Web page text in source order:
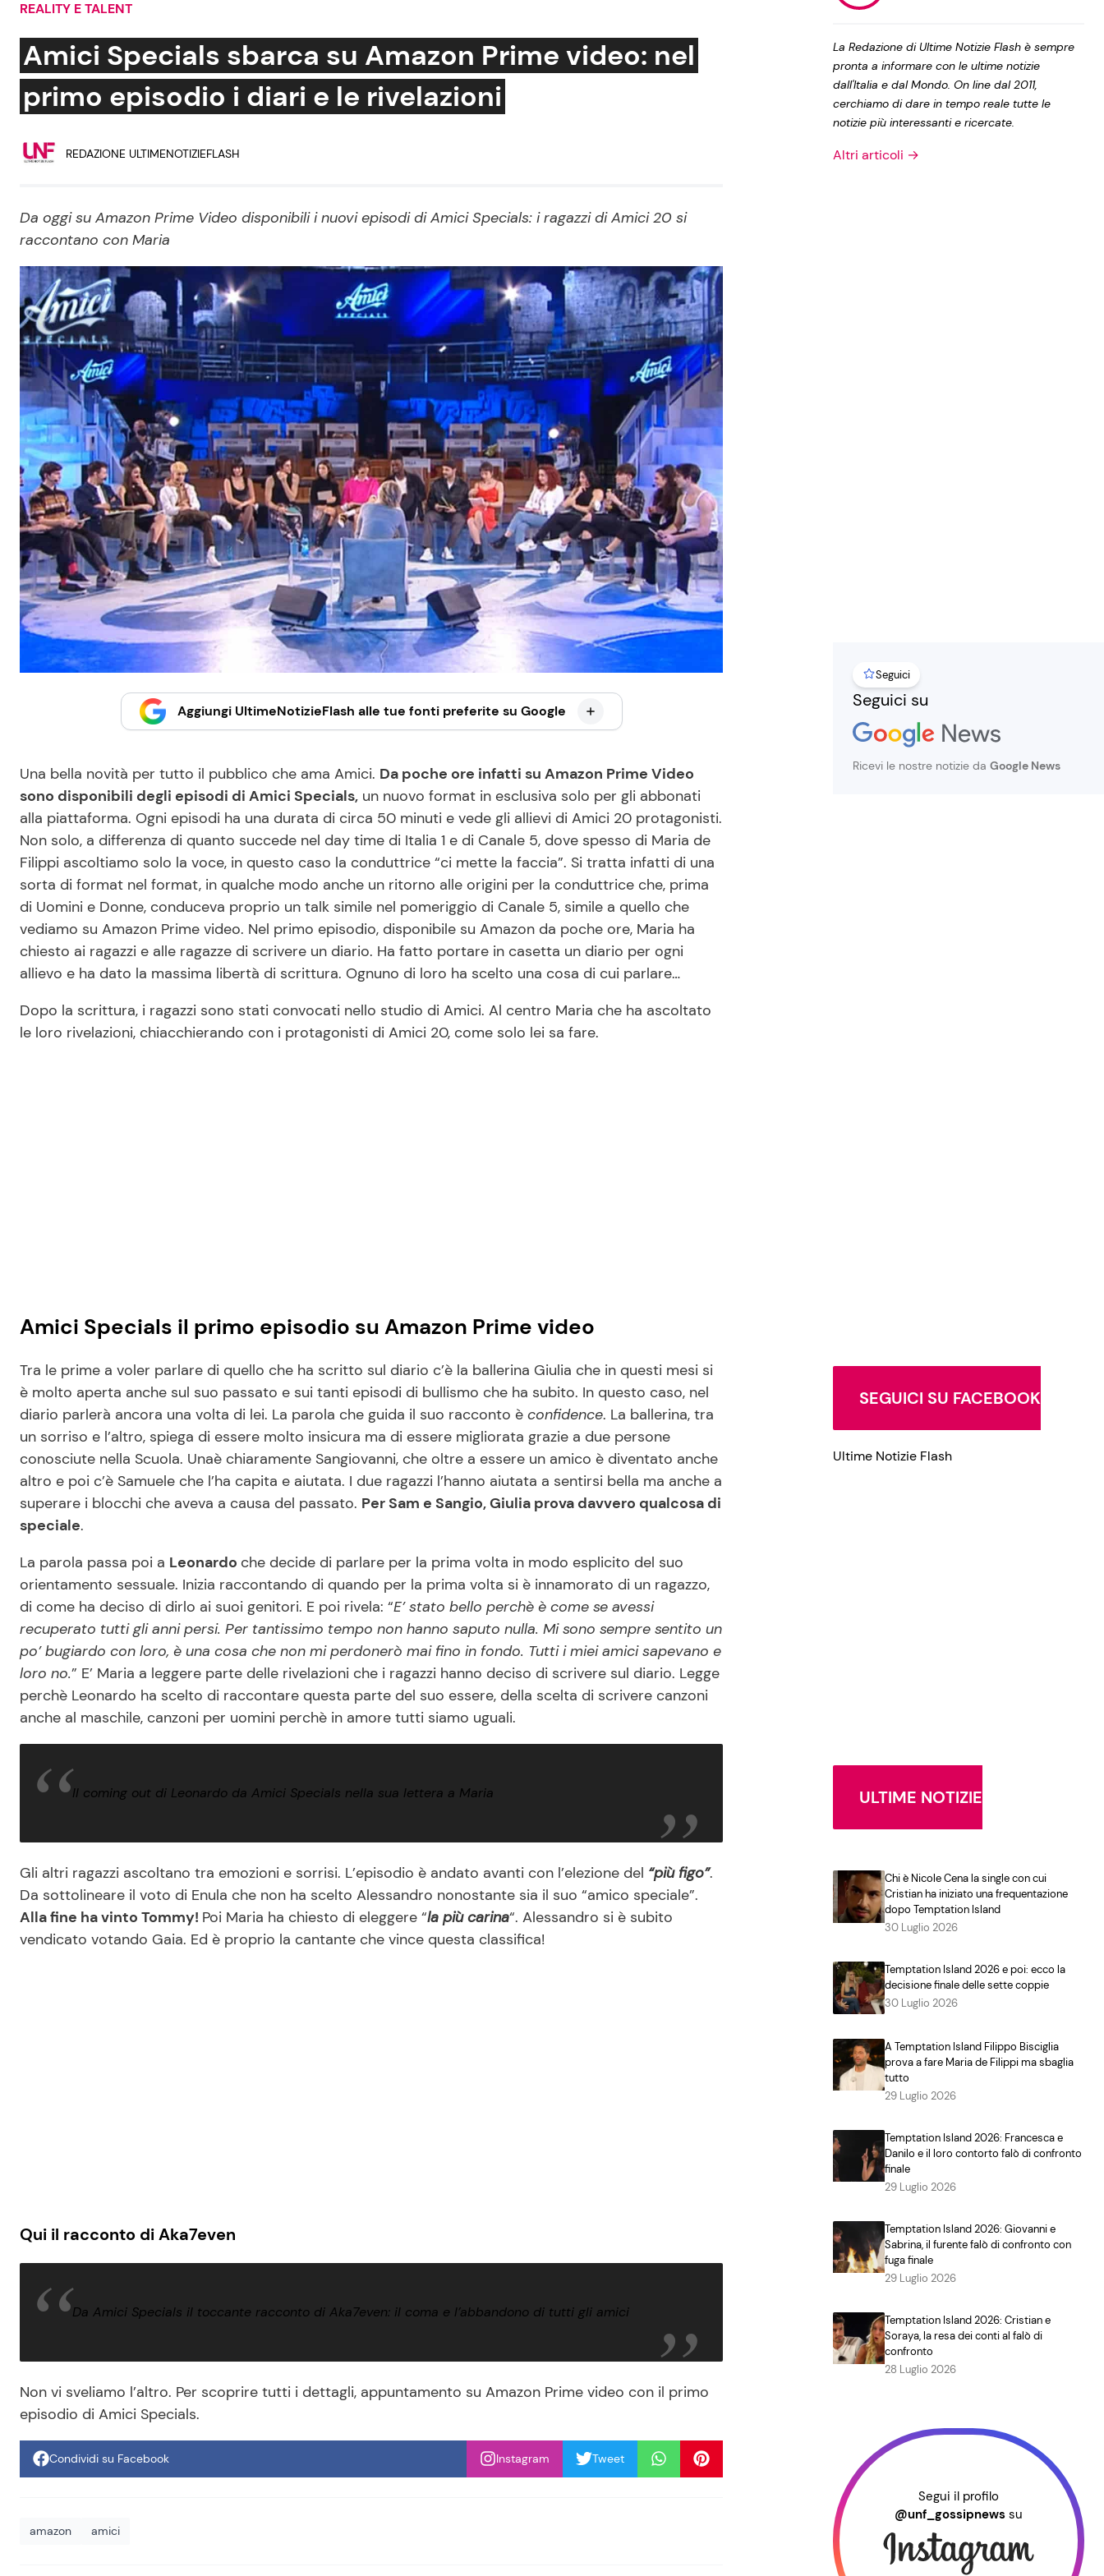
Social News
News dal mondo
Benessere
Mondo Mamma
Salute
Viaggi e Turismo
Festività
Cucina e Ricette
Le Ricette in TV
Ricette Facili e Veloci
Ricette Feste
Ricette per Bambini
Privacy Policy
REALITY E TALENT
Amici Specials sbarca su Amazon Prime video: nel
primo episodio i diari e le rivelazioni
REDAZIONE ULTIMENOTIZIEFLASH
Da oggi su Amazon Prime Video disponibili i nuovi episodi di Amici Specials: i ragazzi di Amici 20 si
raccontano con Maria
Aggiungi UltimeNotizieFlash alle tue fonti preferite su Google
Una bella novità per tutto il pubblico che ama Amici. Da poche ore infatti su Amazon Prime Video
sono disponibili degli episodi di Amici Specials, un nuovo format in esclusiva solo per gli abbonati
alla piattaforma. Ogni episodi ha una durata di circa 50 minuti e vede gli allievi di Amici 20 protagonisti.
Non solo, a differenza di quanto succede nel day time di Italia 1 e di Canale 5, dove spesso di Maria de
Filippi ascoltiamo solo la voce, in questo caso la conduttrice “ci mette la faccia”. Si tratta infatti di una
sorta di format nel format, in qualche modo anche un ritorno alle origini per la conduttrice che, prima
di Uomini e Donne, conduceva proprio un talk simile nel pomeriggio di Canale 5, simile a quello che
vediamo su Amazon Prime video. Nel primo episodio, disponibile su Amazon da poche ore, Maria ha
chiesto ai ragazzi e alle ragazze di scrivere un diario. Ha fatto portare in casetta un diario per ogni
allievo e ha dato la massima libertà di scrittura. Ognuno di loro ha scelto una cosa di cui parlare…
Dopo la scrittura, i ragazzi sono stati convocati nello studio di Amici. Al centro Maria che ha ascoltato
le loro rivelazioni, chiacchierando con i protagonisti di Amici 20, come solo lei sa fare.
Amici Specials il primo episodio su Amazon Prime video
Tra le prime a voler parlare di quello che ha scritto sul diario c’è la ballerina Giulia che in questi mesi si
è molto aperta anche sul suo passato e sui tanti episodi di bullismo che ha subito. In questo caso, nel
diario parlerà ancora una volta di lei. La parola che guida il suo racconto è confidence. La ballerina, tra
un sorriso e l’altro, spiega di essere molto insicura ma di essere migliorata grazie a due persone
conosciute nella Scuola. Unaè chiaramente Sangiovanni, che oltre a essere un amico è diventato anche
altro e poi c’è Samuele che l’ha capita e aiutata. I due ragazzi l’hanno aiutata a sentirsi bella ma anche a
superare i blocchi che aveva a causa del passato. Per Sam e Sangio, Giulia prova davvero qualcosa di
speciale.
La parola passa poi a Leonardo che decide di parlare per la prima volta in modo esplicito del suo
orientamento sessuale. Inizia raccontando di quando per la prima volta si è innamorato di un ragazzo,
di come ha deciso di dirlo ai suoi genitori. E poi rivela: “E’ stato bello perchè è come se avessi
recuperato tutti gli anni persi. Per tantissimo tempo non hanno saputo nulla. Mi sono sempre sentito un
po’ bugiardo con loro, è una cosa che non mi perdonerò mai fino in fondo. Tutti i miei amici sapevano e
loro no.” E’ Maria a leggere parte delle rivelazioni che i ragazzi hanno deciso di scrivere sul diario. Legge
perchè Leonardo ha scelto di raccontare questa parte del suo essere, della scelta di scrivere canzoni
anche al maschile, canzoni per uomini perchè in amore tutti siamo uguali.
Il coming out di Leonardo da Amici Specials nella sua lettera a Maria
Gli altri ragazzi ascoltano tra emozioni e sorrisi. L’episodio è andato avanti con l’elezione del “più figo”.
Da sottolineare il voto di Enula che non ha scelto Alessandro nonostante sia il suo “amico speciale”.
Alla fine ha vinto Tommy! Poi Maria ha chiesto di eleggere “la più carina“. Alessandro si è subito
vendicato votando Gaia. Ed è proprio la cantante che vince questa classifica!
Qui il racconto di Aka7even
Da Amici Specials il toccante racconto di Aka7even: il coma e l’abbandono di tutti gli amici
Non vi sveliamo l’altro. Per scoprire tutti i dettagli, appuntamento su Amazon Prime video con il primo
episodio di Amici Specials.
Condividi su Facebook Instagram Tweet
amazon amici
La Redazione di Ultime Notizie Flash è sempre
pronta a informare con le ultime notizie
dall'Italia e dal Mondo. On line dal 2011,
cerchiamo di dare in tempo reale tutte le
notizie più interessanti e ricercate.
Altri articoli →
Seguici
Seguici su
Ricevi le nostre notizie da Google News
SEGUICI SU FACEBOOK
Ultime Notizie Flash
ULTIME NOTIZIE
Chi è Nicole Cena la single con cui
Cristian ha iniziato una frequentazione
dopo Temptation Island
30 Luglio 2026
Temptation Island 2026 e poi: ecco la
decisione finale delle sette coppie
30 Luglio 2026
A Temptation Island Filippo Bisciglia
prova a fare Maria de Filippi ma sbaglia
tutto
29 Luglio 2026
Temptation Island 2026: Francesca e
Danilo e il loro contorto falò di confronto
finale
29 Luglio 2026
Temptation Island 2026: Giovanni e
Sabrina, il furente falò di confronto con
fuga finale
29 Luglio 2026
Temptation Island 2026: Cristian e
Soraya, la resa dei conti al falò di
confronto
28 Luglio 2026
Segui il profilo
@unf_gossipnews su